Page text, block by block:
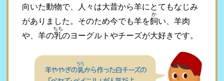
向いた動物で、人々は大昔から羊にとてもなじみ
がありました。そのため今でも羊を飼
か
い、羊肉
や、羊の乳
ちち
のヨーグルトやチーズが大好きです。